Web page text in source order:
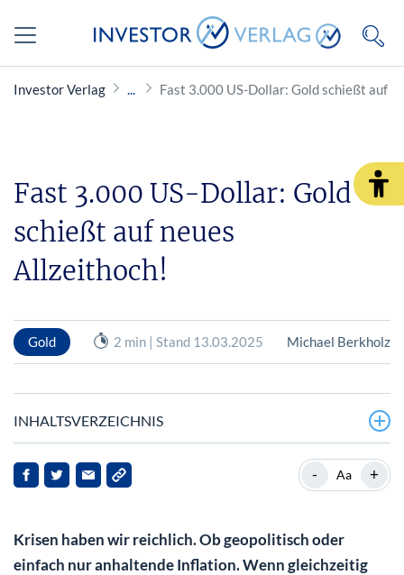
Investor Verlag Fast 3.000 US-Dollar: Gold schießt auf
Fast 3.000 US-Dollar: Gold
schießt auf neues
Allzeithoch!
Gold 2 min | Stand 13.03.2025 Michael Berkholz
INHALTSVERZEICHNIS
Gold im Tageschart
- Aa +
Krisen haben wir reichlich. Ob geopolitisch oder
einfach nur anhaltende Inflation. Wenn gleichzeitig